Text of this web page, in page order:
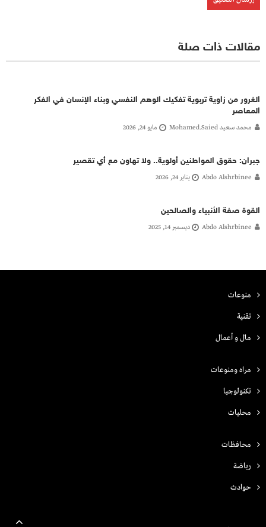
مقالات ذات صلة
الغرور من زاوية تربوية تفكيك الوهم النفسي وبناء الإنسان في الفكر
المعاصر
محمد سعيد Mohamed.saied مايو 24, 2026
جبران: حقوق المواطنين أولوية.. ولا تهاون مع أي تقصير
Abdo Alshrbinee يناير 24, 2026
القوة صفة الأنبياء والصالحين
Abdo Alshrbinee ديسمبر 14, 2025
منوعات
تقنية
مال و أعمال
مراه ومنوعات
تكنولوجيا
محليات
محافظات
رياضة
حوادث